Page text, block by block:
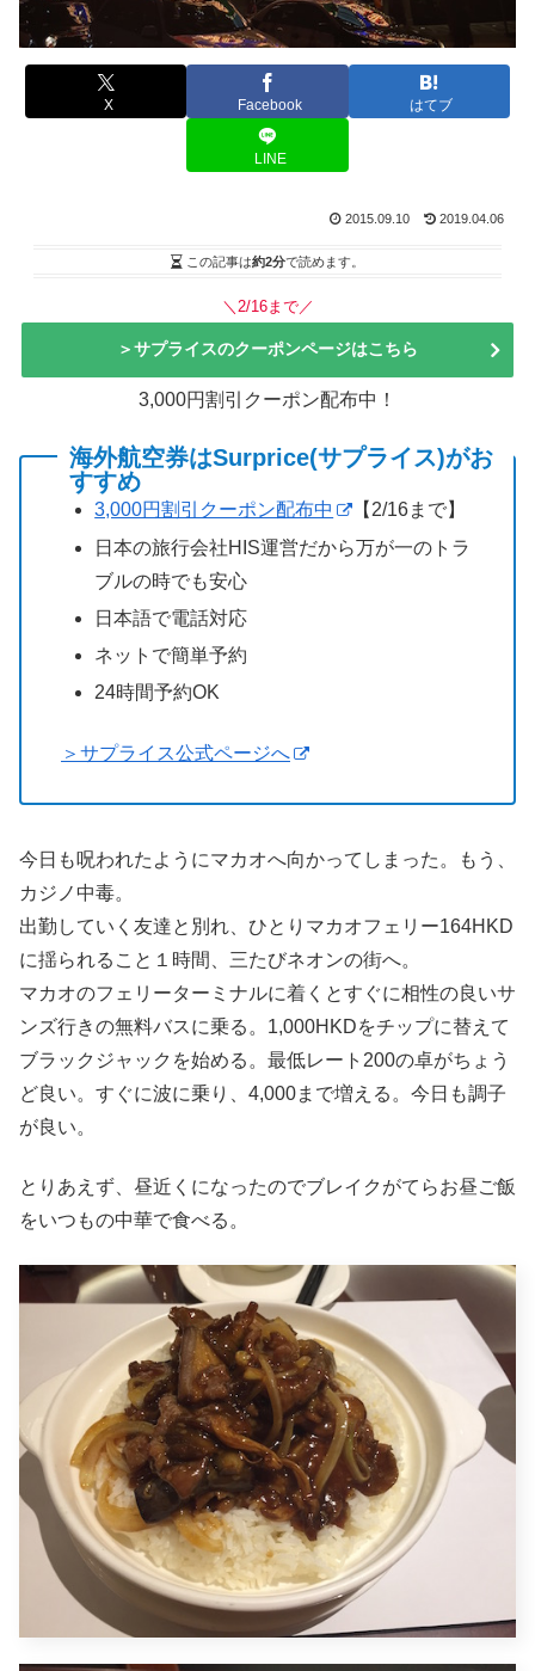
X Facebook はてブ
LINE
2015.09.10 2019.04.06
この記事は約2分で読めます。
＼2/16まで／
＞サプライスのクーポンページはこちら
3,000円割引クーポン配布中！
海外航空券はSurprice(サプライス)がお
すすめ
3,000円割引クーポン配布中
【2/16まで】
日本の旅行会社HIS運営だから万が一のトラ
ブルの時でも安心
日本語で電話対応
ネットで簡単予約
24時間予約OK
＞サプライス公式ページへ
今日も呪われたようにマカオへ向かってしまった。もう、
カジノ中毒。
出勤していく友達と別れ、ひとりマカオフェリー164HKD
に揺られること１時間、三たびネオンの街へ。
マカオのフェリーターミナルに着くとすぐに相性の良いサ
ンズ行きの無料バスに乗る。1,000HKDをチップに替えて
ブラックジャックを始める。最低レート200の卓がちょう
ど良い。すぐに波に乗り、4,000まで増える。今日も調子
が良い。
とりあえず、昼近くになったのでブレイクがてらお昼ご飯
をいつもの中華で食べる。